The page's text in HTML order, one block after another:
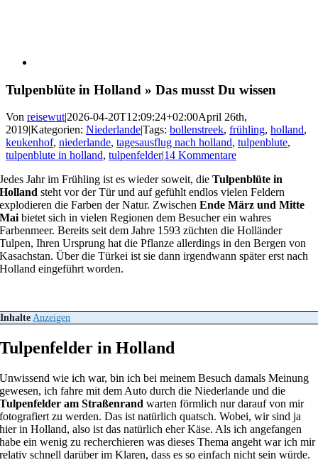
Tulpenblüte in Holland » Das musst Du wissen
Von reisewut|2026-04-20T12:09:24+02:00April 26th,
2019|Kategorien: Niederlande|Tags: bollenstreek, frühling, holland,
keukenhof, niederlande, tagesausflug nach holland, tulpenblute,
tulpenblute in holland, tulpenfelder|14 Kommentare
Jedes Jahr im Frühling ist es wieder soweit, dieTulpenblüte in
Holland steht vor der Tür und auf gefühlt endlos vielen Feldern
explodieren die Farben der Natur. Zwischen Ende März und Mitte
Maibietet sich in vielen Regionen dem Besucher ein wahres
Farbenmeer. Bereits seit dem Jahre 1593 züchten die Holländer
Tulpen, Ihren Ursprung hat die Pflanze allerdings in den Bergen von
Kasachstan. Über die Türkei ist sie dann irgendwann später erst nach
Holland eingeführt worden.
Inhalte Anzeigen
Tulpenfelder in Holland
Unwissend wie ich war, bin ich bei meinem Besuch damals Meinung
gewesen, ich fahre mit dem Auto durch die Niederlande und die
Tulpenfelder am Straßenrand warten förmlich nur darauf von mir
fotografiert zu werden. Das ist natürlich quatsch. Wobei, wir sind ja
hier in Holland, also ist das natürlich eher Käse. Als ich angefangen
habe ein wenig zu recherchieren was dieses Thema angeht war ich mir
relativ schnell darüber im Klaren, dass es so einfach nicht sein würde.